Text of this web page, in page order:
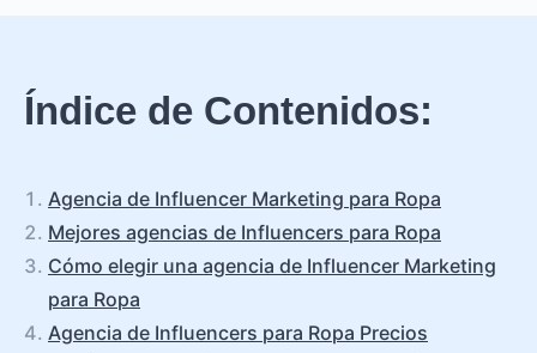
Índice de Contenidos:
Agencia de Influencer Marketing para Ropa
Mejores agencias de Influencers para Ropa
Cómo elegir una agencia de Influencer Marketing
para Ropa
Agencia de Influencers para Ropa Precios